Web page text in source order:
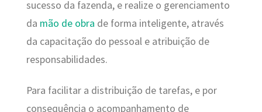
sucesso da fazenda, e realize o gerenciamento
da mão de obra de forma inteligente, através
da capacitação do pessoal e atribuição de
responsabilidades.
Para facilitar a distribuição de tarefas, e por
consequência o acompanhamento de